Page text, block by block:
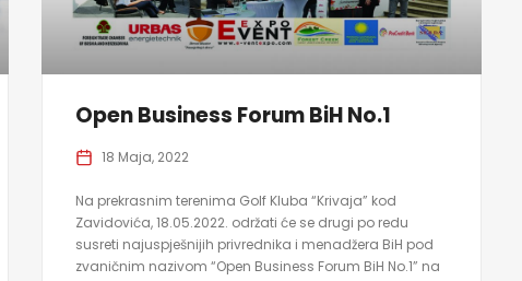
Open Business Forum BiH No.1
18 Maja, 2022
Na prekrasnim terenima Golf Kluba “Krivaja” kod
Zavidovića, 18.05.2022. održati će se drugi po redu
susreti najuspješnijih privrednika i menadžera BiH pod
zvaničnim nazivom “Open Business Forum BiH No.1” na